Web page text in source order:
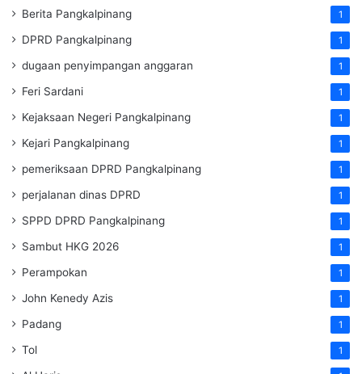
Berita Pangkalpinang 1
DPRD Pangkalpinang 1
dugaan penyimpangan anggaran 1
Feri Sardani 1
Kejaksaan Negeri Pangkalpinang 1
Kejari Pangkalpinang 1
pemeriksaan DPRD Pangkalpinang 1
perjalanan dinas DPRD 1
SPPD DPRD Pangkalpinang 1
Sambut HKG 2026 1
Perampokan 1
John Kenedy Azis 1
Padang 1
Tol 1